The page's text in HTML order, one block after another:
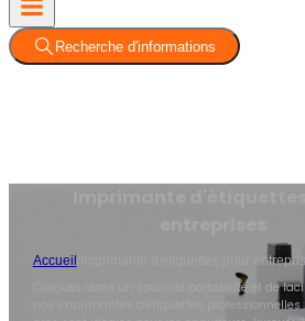
Recherche d'informations
Accueil Imprimante d'étiquettes pour
Conçues dans un souci de portabilité et de
nos imprimantes d'étiquettes professionnelles